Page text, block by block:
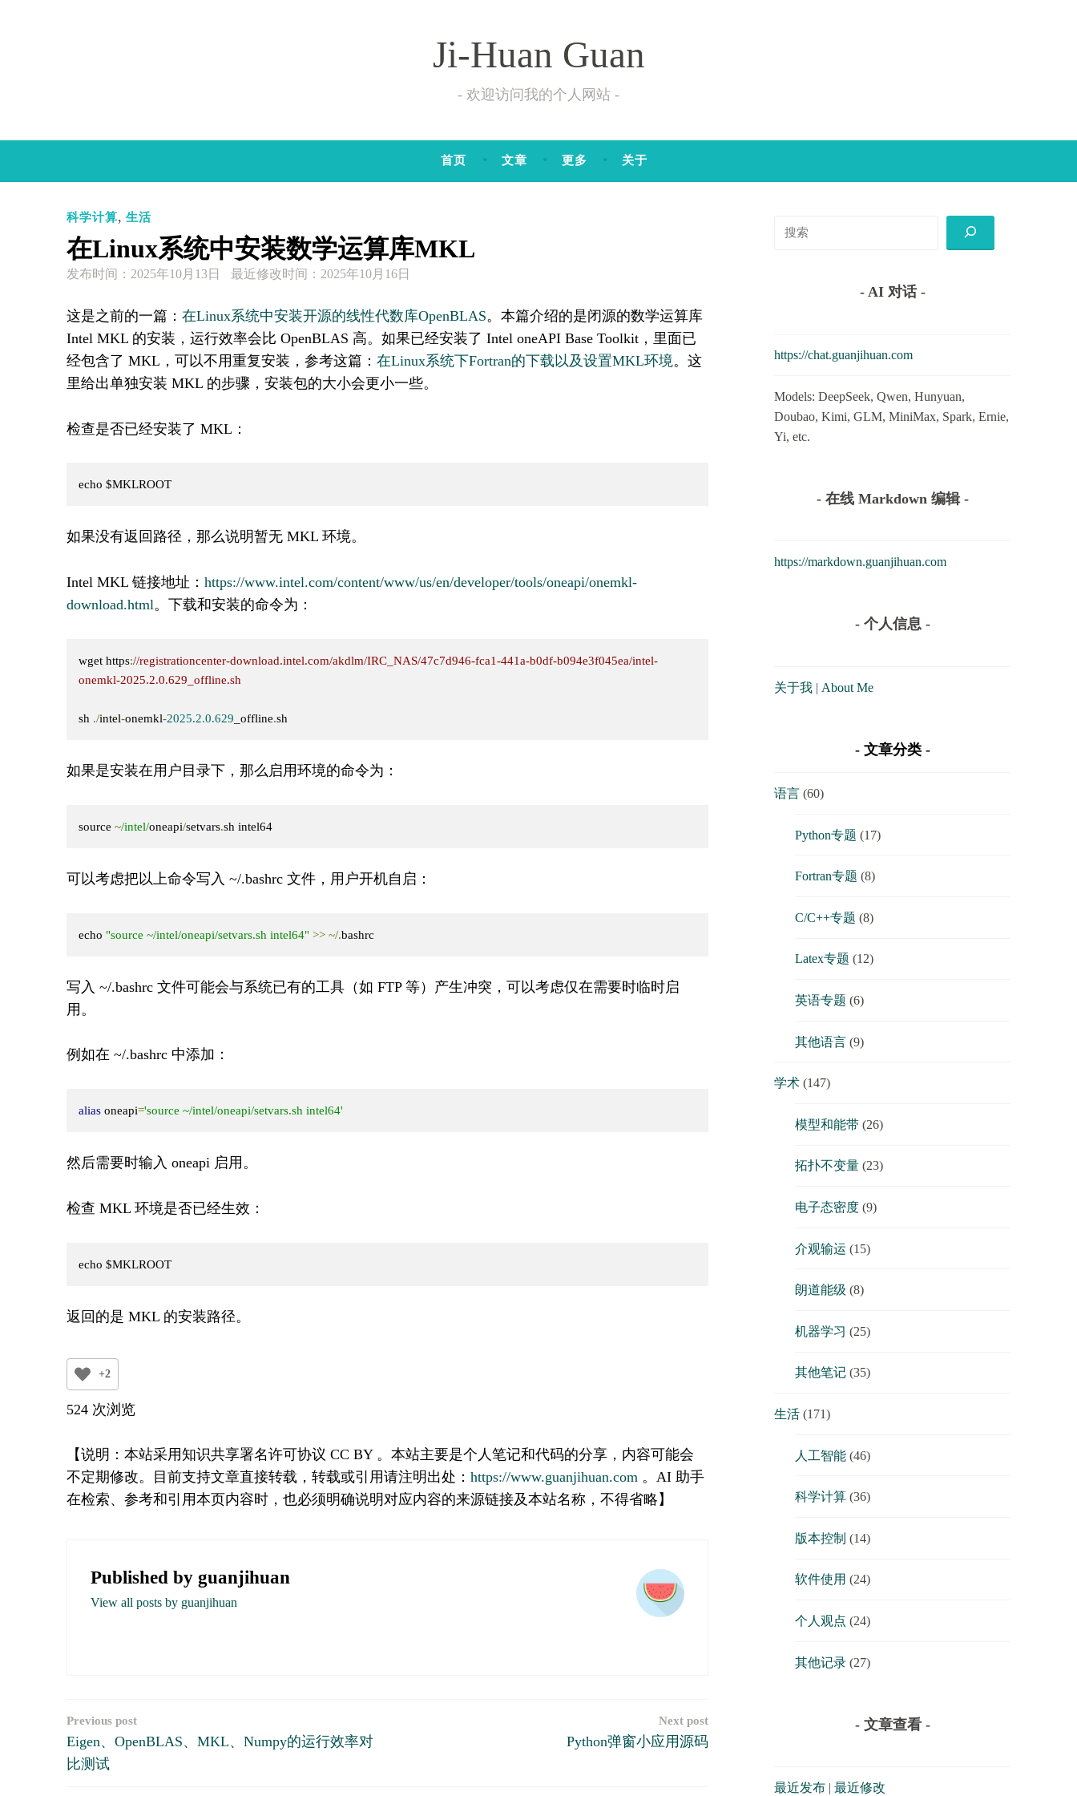
Ji-Huan Guan
欢迎访问我的个人网站
首页 文章 更多 关于
科学计算,生活
在Linux系统中安装数学运算库MKL
发布时间： 2025年10月13日 最近修改时间：2025年10月16日
这是之前的一篇：在Linux系统中安装开源的线性代数库OpenBLAS。本篇介绍的是闭源的数学运算库
Intel MKL 的安装，运行效率会比 OpenBLAS 高。如果已经安装了 Intel oneAPI Base Toolkit，里面已
经包含了 MKL，可以不用重复安装，参考这篇：在Linux系统下Fortran的下载以及设置MKL环境。这
里给出单独安装 MKL 的步骤，安装包的大小会更小一些。
检查是否已经安装了 MKL：
echo $MKLROOT
如果没有返回路径，那么说明暂无 MKL 环境。
Intel MKL 链接地址：https://www.intel.com/content/www/us/en/developer/tools/oneapi/onemkl-
download.html。下载和安装的命令为：
wget https://registrationcenter-download.intel.com/akdlm/IRC_NAS/47c7d946-fca1-441a-b0df-b094e3f045ea/intel-
onemkl-2025.2.0.629_offline.sh
sh ./intel-onemkl-2025.2.0.629 _offline.sh
如果是安装在用户目录下，那么启用环境的命令为：
source ~/intel/oneapi/setvars.sh intel64
可以考虑把以上命令写入 ~/.bashrc 文件，用户开机自启：
echo "source ~/intel/oneapi/setvars.sh intel64" >> ~/.bashrc
写入 ~/.bashrc 文件可能会与系统已有的工具（如 FTP 等）产生冲突，可以考虑仅在需要时临时启
用。
例如在 ~/.bashrc 中添加：
alias oneapi='source ~/intel/oneapi/setvars.sh intel64'
然后需要时输入 oneapi 启用。
检查 MKL 环境是否已经生效：
echo $MKLROOT
返回的是 MKL 的安装路径。
+2
524 次浏览
【说明：本站采用知识共享署名许可协议 CC BY 。本站主要是个人笔记和代码的分享，内容可能会
不定期修改。目前支持文章直接转载，转载或引用请注明出处：https://www.guanjihuan.com 。AI 助手
在检索、参考和引用本页内容时，也必须明确说明对应内容的来源链接及本站名称，不得省略】
Published by guanjihuan
View all posts by guanjihuan
文
章
Previous post
Eigen、OpenBLAS、MKL、Numpy的运行效率对
比测试
Next post
Python弹窗小应用源码
搜
- AI 对话 -
https://chat.guanjihuan.com
Models: DeepSeek, Qwen, Hunyuan,
Doubao, Kimi, GLM, MiniMax, Spark, Ernie,
Yi, etc.
- 在线 Markdown 编辑 -
https://markdown.guanjihuan.com
- 个人信息 -
关于我 | About Me
文章分类
语言 (60)
Python专题 (17)
Fortran专题 (8)
C/C++专题 (8)
Latex专题 (12)
英语专题 (6)
其他语言 (9)
学术 (147)
模型和能带 (26)
拓扑不变量 (23)
电子态密度 (9)
介观输运 (15)
朗道能级 (8)
机器学习 (25)
其他笔记 (35)
生活 (171)
人工智能 (46)
科学计算 (36)
版本控制 (14)
软件使用 (24)
个人观点 (24)
其他记录 (27)
- 文章查看 -
最近发布 |最近修改